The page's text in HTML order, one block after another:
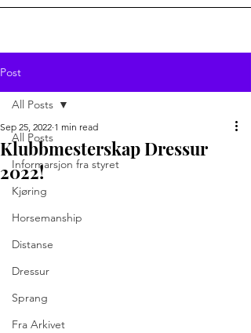
Post
All Posts
Informarsjon fra styret
Kjøring
Horsemanship
Distanse
Dressur
Sprang
Fra Arkivet
All Posts
Klubbmesterskap Dressur
2022!
Sep 25, 2022 1 min read